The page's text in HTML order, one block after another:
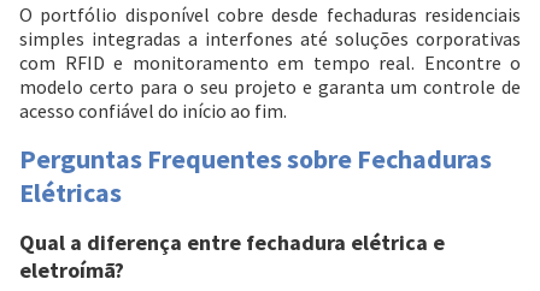
O portfólio disponível cobre desde fechaduras residenciais
simples integradas a interfones até soluções corporativas
com RFID e monitoramento em tempo real. Encontre o
modelo certo para o seu projeto e garanta um controle de
acesso confiável do início ao fim.
Perguntas Frequentes sobre Fechaduras
Elétricas
Qual a diferença entre fechadura elétrica e
eletroímã?